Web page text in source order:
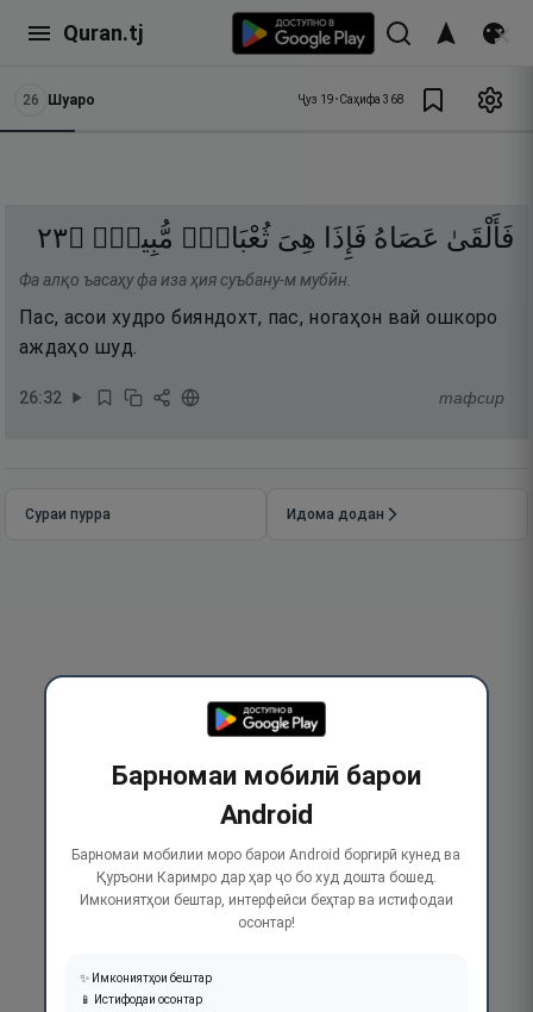
Quran.tj
26 Шуаро Ҷуз 19•Саҳифа 368
فَأَلْقَىٰ عَصَاهُ فَإِذَا هِىَ ثُعْبَانٌۭ مُّبِينٌۭ ۝٣٢
Фа алқо ъасаҳу фа иза ҳия суъбану-м мубӣн.
Пас, асои худро бияндохт, пас, ногаҳон вай ошкоро
аждаҳо шуд.
26:32 тафсир
Сураи пурра Идома додан
Барномаи мобилӣ барои
Android
Барномаи мобилии моро барои Android боргирӣ кунед ва
Қуръони Каримро дар ҳар ҷо бо худ дошта бошед.
Имкониятҳои бештар, интерфейси беҳтар ва истифодаи
осонтар!
✨ Имкониятҳои бештар
📱 Истифодаи осонтар